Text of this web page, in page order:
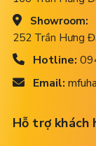
Showroom:
252 Trần Hưng
Hotline:
Email:
Hỗ trợ khách